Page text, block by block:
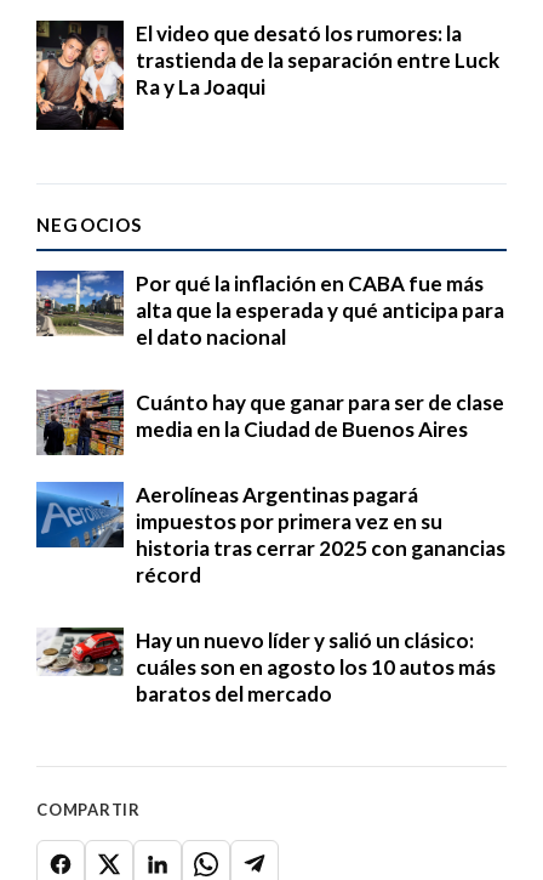
El video que desató los rumores: la
trastienda de la separación entre Luck
Ra y La Joaqui
NEGOCIOS
Por qué la inflación en CABA fue más
alta que la esperada y qué anticipa para
el dato nacional
Cuánto hay que ganar para ser de clase
media en la Ciudad de Buenos Aires
Aerolíneas Argentinas pagará
impuestos por primera vez en su
historia tras cerrar 2025 con ganancias
récord
Hay un nuevo líder y salió un clásico:
cuáles son en agosto los 10 autos más
baratos del mercado
COMPARTIR